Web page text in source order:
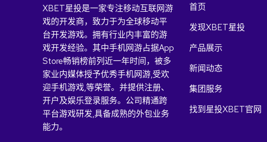
XBET星投是一家专注移动互联网游
戏的开发商，致力于为全球移动平
台开发游戏。拥有行业内丰富的游
戏开发经验。其中手机网游占据App
Store畅销榜前列近一年时间，被多
家业内媒体授予优秀手机网游,受欢
迎手机游戏,等荣誉。并提供注册、
开户及娱乐登录服务。公司精通跨
平台游戏研发,具备成熟的外包业务
能力。
首页
发现XBET星投
产品展示
新闻动态
集团服务
找到星投XBET官网